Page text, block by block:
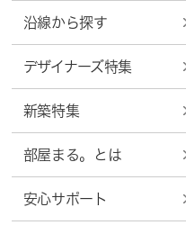
沿線から探す
デザイナーズ特集
新築特集
部屋まる。とは
安心サポート